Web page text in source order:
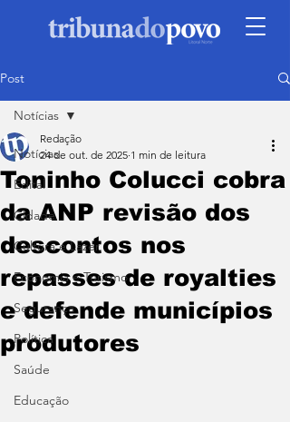
Post
Notícias
Edital
Cidade
Cultura e Lazer
Economia e Turismo
Segurança
Política
Saúde
Educação
Notícias
Toninho Colucci cobra
da ANP revisão dos
descontos nos
repasses de royalties
e defende municípios
produtores
Redação
24 de out. de 2025 1 min de leitura